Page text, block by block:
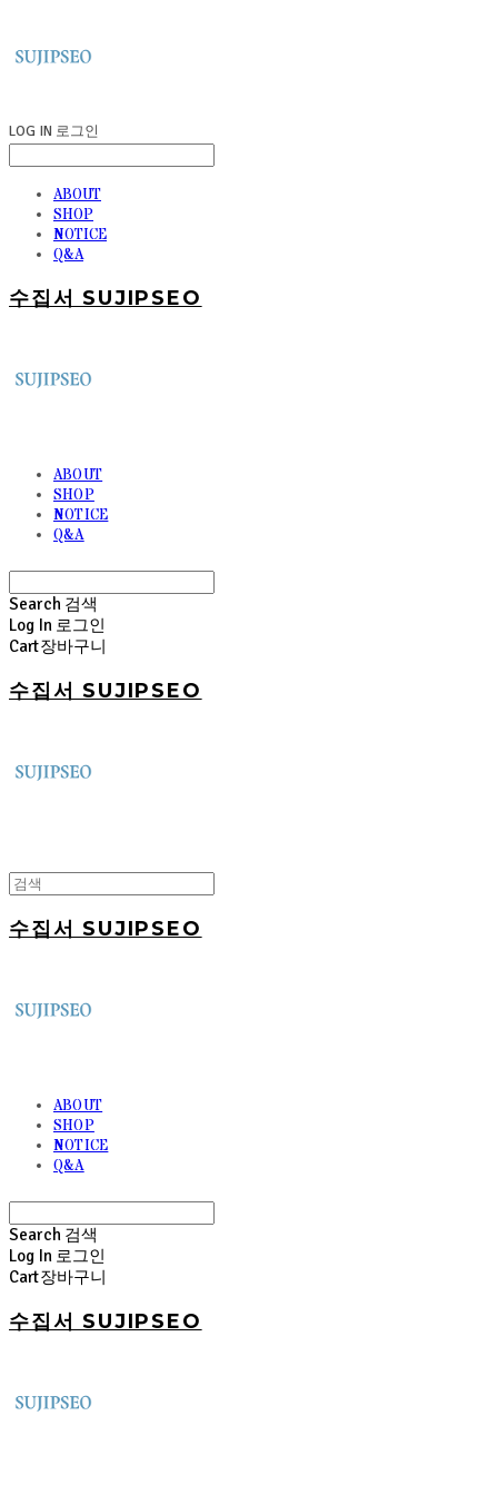
LOG IN 로그인
ABOUT
SHOP
NOTICE
Q&A
수집서 SUJIPSEO
ABOUT
SHOP
NOTICE
Q&A
Search 검색
Log In 로그인
Cart장바구니
수집서 SUJIPSEO
수집서 SUJIPSEO
ABOUT
SHOP
NOTICE
Q&A
Search 검색
Log In 로그인
Cart장바구니
수집서 SUJIPSEO